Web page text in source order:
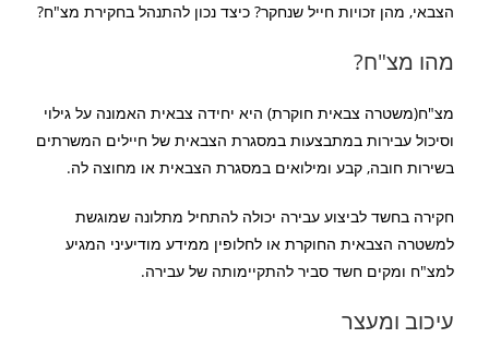
הצבאי, מהן זכויות חייל שנחקר? כיצד נכון להתנהל בחקירת מצ"ח?
מהו מצ"ח?
מצ"ח(משטרה צבאית חוקרת) היא יחידה צבאית האמונה על גילוי
וסיכול עבירות במתבצעות במסגרת הצבאית של חיילים המשרתים
בשירות חובה, קבע ומילואים במסגרת הצבאית או מחוצה לה.
חקירה בחשד לביצוע עבירה יכולה להתחיל מתלונה שמוגשת
למשטרה הצבאית החוקרת או לחלופין ממידע מודיעיני המגיע
למצ"ח ומקים חשד סביר להתקיימותה של עבירה.
עיכוב ומעצר